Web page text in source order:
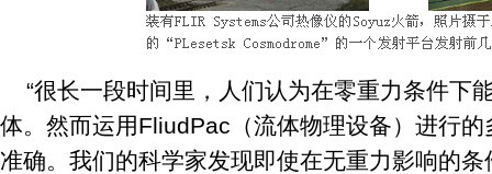
“很长一段时间里，人们认为在零重力条件下
体。然而运用FliudPac（流体物理设备）进行
准确。我们的科学家发现即使在无重力影响的